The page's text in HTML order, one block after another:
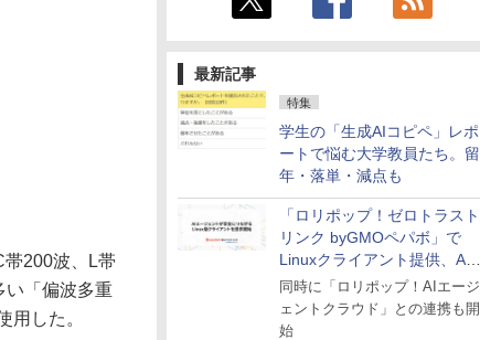
最新記事
特集
学生の「生成AIコピペ」レポ
ートで悩む大学教員たち。留
年・落単・減点も
「ロリポップ！ゼロトラスト
リンク byGMOペパボ」で
Linuxクライアント提供、AI
エージェントの接続が容易に
同時に「ロリポップ！AIエージ
ェントクラウド」との連携も開
始
200波、L帯
い「偏波多重
用した。